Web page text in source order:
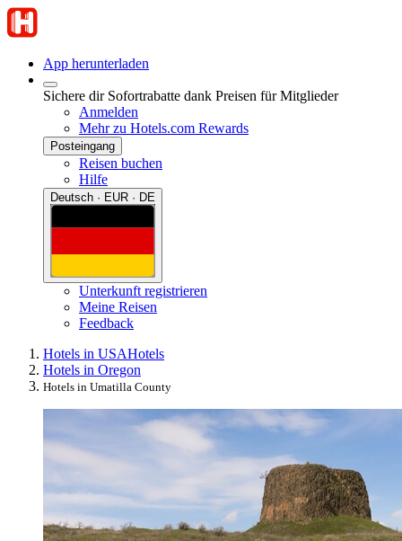
App herunterladen
Sichere dir Sofortrabatte dank Preisen für Mitglieder
Anmelden
Mehr zu Hotels.com Rewards
Posteingang
Reisen buchen
Hilfe
Deutsch · EUR · DE
Unterkunft registrieren
Meine Reisen
Feedback
Hotels in USAHotels
Hotels in Oregon
Hotels in Umatilla County